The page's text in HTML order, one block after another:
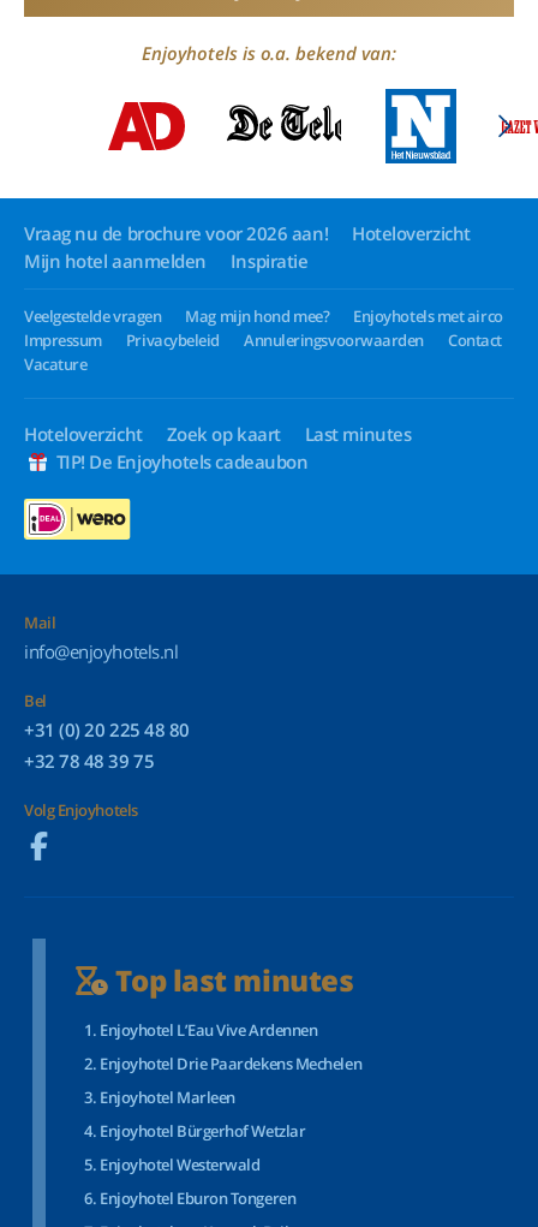
Enjoyhotels is o.a. bekend van:
Vraag nu de brochure voor 2026 aan!
Hoteloverzicht
Mijn hotel aanmelden
Inspiratie
Veelgestelde vragen Mag mijn hond mee?
Enjoyhotels met airco
Impressum
Privacybeleid Annuleringsvoorwaarden
Contact
Vacature
Hoteloverzicht Zoek op kaart
Last minutes
TIP! De Enjoyhotels cadeaubon
Mail
info@enjoyhotels.nl
Bel
+31 (0) 20 225 48 80
+32 78 48 39 75
Volg Enjoyhotels
Top last minutes
Enjoyhotel L’Eau Vive Ardennen
Enjoyhotel Drie Paardekens Mechelen
Enjoyhotel Marleen
Enjoyhotel Bürgerhof Wetzlar
Enjoyhotel Westerwald
Enjoyhotel Eburon Tongeren